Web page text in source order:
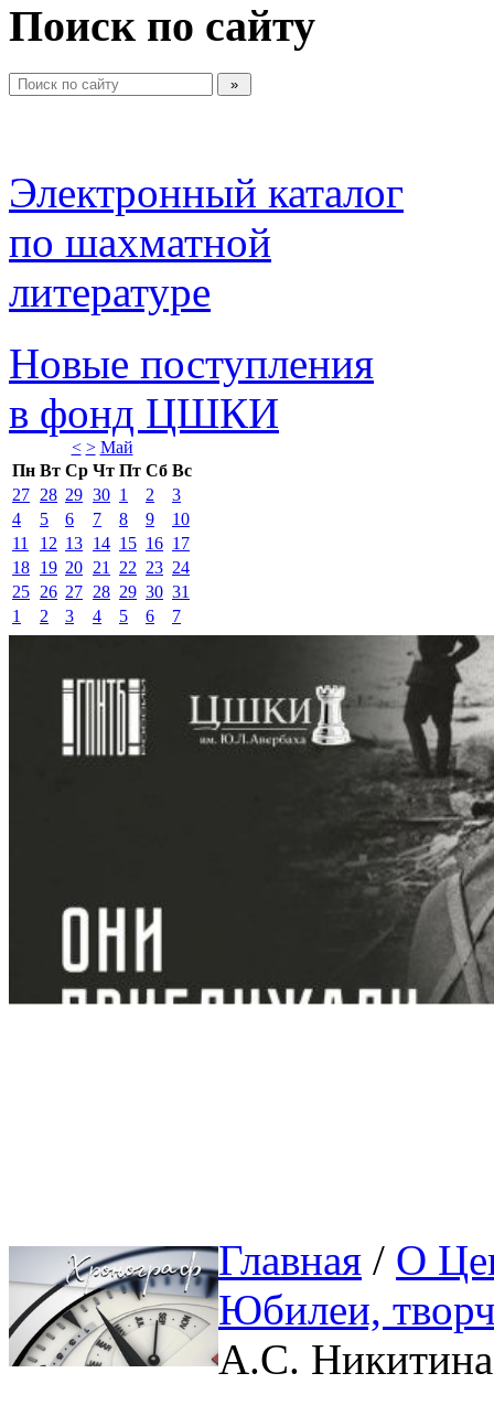
Поиск по сайту
Электронный каталог
по шахматной
литературе
Новые поступления
в фонд ЦШКИ
< > Май
Пн Вт Ср Чт Пт Сб Вс
27 28 29 30 1 2
3
4
5 6 7 8 9
10
11
12 13 14 15 16 17
18 19 20 21 22 23 24
25 26 27 28 29 30 31
1
2 3 4 5 6 7
Главная / О
Юбилеи,
А.С. Никитина